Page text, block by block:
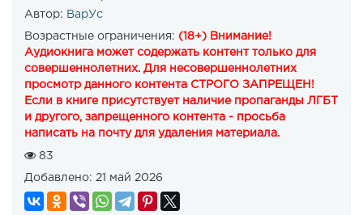
Автор: ВарУс
Возрастные ограничения: (18+) Внимание!
Аудиокнига может содержать контент только для
совершеннолетних. Для несовершеннолетних
просмотр данного контента СТРОГО ЗАПРЕЩЕН!
Если в книге присутствует наличие пропаганды ЛГБТ
и другого, запрещенного контента - просьба
написать на почту для удаления материала.
83
Добавлено: 21 май 2026